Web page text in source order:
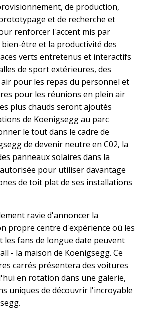
de production,
et de recherche et
renforcer l'accent mis par
être et la productivité des
verts entretenus et interactifs
de sport extérieures, des
pour les repas du personnel et
pour les réunions en plein air
plus chauds seront ajoutés
de Koenigsegg au parc
le tout dans le cadre de
de devenir neutre en C02, la
panneaux solaires dans la
pour utiliser davantage
de toit plat de ses installations
ravie d'annoncer la
propre centre d'expérience où les
les fans de longue date peuvent
- la maison de Koenigsegg. Ce
carrés présentera des voitures
en rotation dans une galerie,
uniques de découvrir l'incroyable